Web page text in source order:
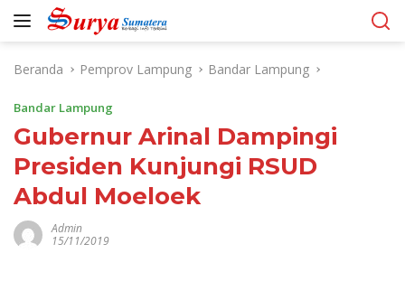
Langsung
Beranda
Pemprov Lampung Bandar Lampung
Bandar Lampung
Gubernur Arinal Dampingi
Presiden Kunjungi RSUD
Abdul Moeloek
Admin
15/11/2019